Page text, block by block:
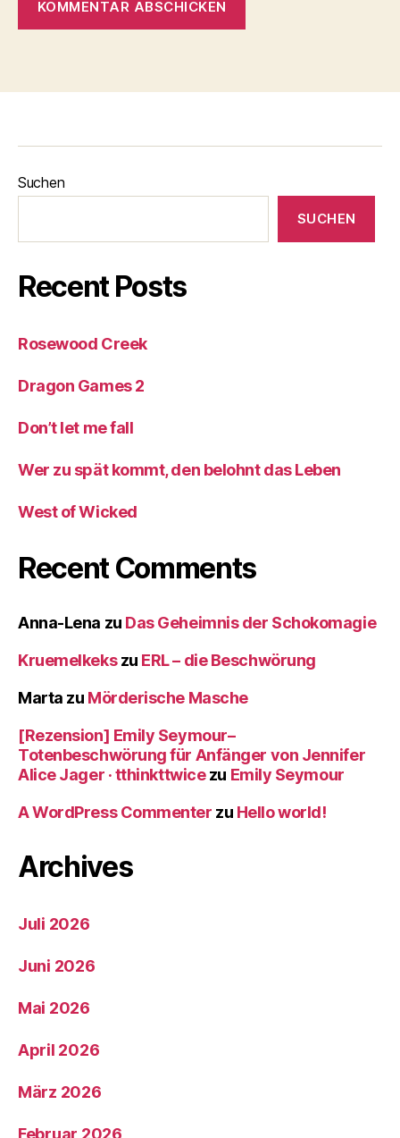
Suchen
SUCHEN
Recent Posts
Rosewood Creek
Dragon Games 2
Don’t let me fall
Wer zu spät kommt, den belohnt das Leben
West of Wicked
Recent Comments
Anna-Lena zu Das Geheimnis der Schokomagie
Kruemelkekszu ERL – die Beschwörung
Marta zu Mörderische Masche
[Rezension] Emily Seymour–
Totenbeschwörung für Anfänger von Jennifer
Alice Jager · tthinkttwicezu Emily Seymour
A WordPress Commenter zu Hello world!
Archives
Juli 2026
Juni 2026
Mai 2026
April 2026
März 2026
Februar 2026